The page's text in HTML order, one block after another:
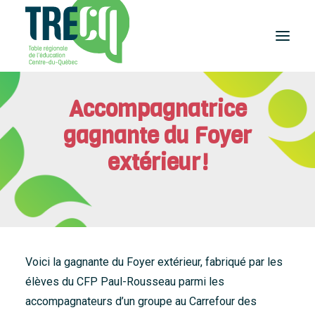
Réussite
Lecture
Plaisir de lire
Événements
et activités
Équilibre
études-travail
au Centre-du-Québec
et publications
Accompagnatrice
gagnante du Foyer
extérieur!
Voici la gagnante du Foyer extérieur, fabriqué par les
élèves du CFP Paul-Rousseau parmi les
accompagnateurs d’un groupe au Carrefour des